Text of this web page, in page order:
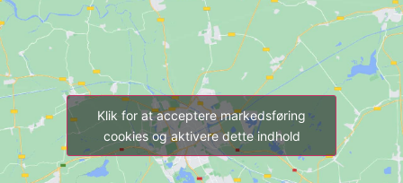
Klik for at acceptere markedsføring
cookies og aktivere dette indhold